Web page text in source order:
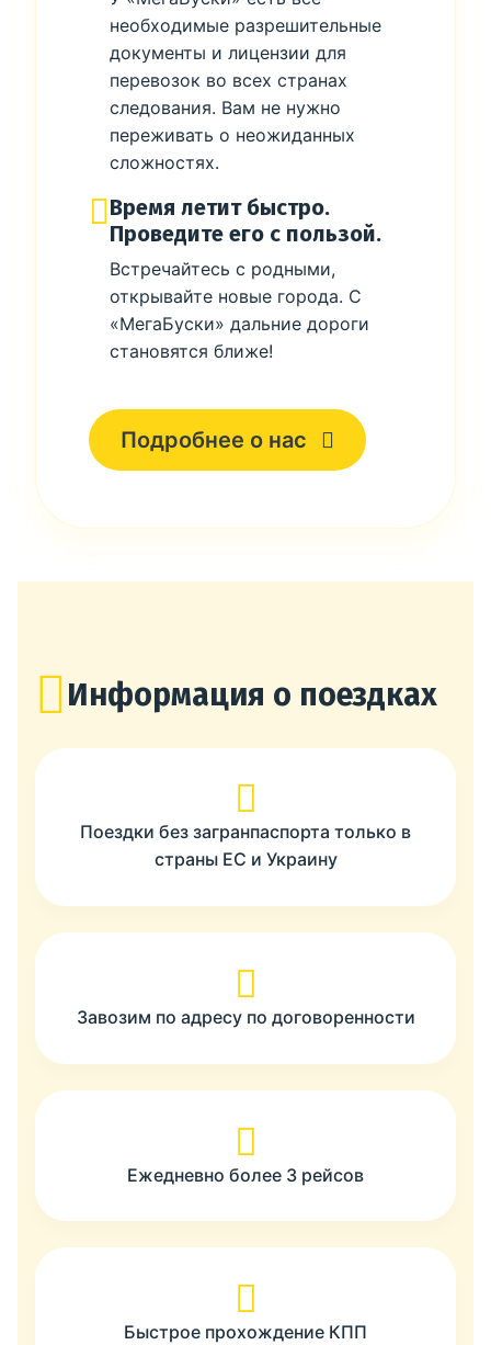
необходимые разрешительные
документы и лицензии для
перевозок во всех странах
следования. Вам не нужно
переживать о неожиданных
сложностях.
Время летит быстро.
Проведите его с пользой.
Встречайтесь с родными,
открывайте новые города. С
«МегаБуски» дальние дороги
становятся ближе!
Подробнее о нас
Информация о поездках
Поездки без загранпаспорта только в
страны ЕС и Украину
Завозим по адресу по договоренности
Ежедневно более 3 рейсов
Быстрое прохождение КПП